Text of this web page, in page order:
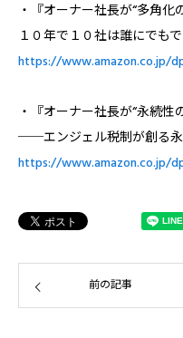
・『オーナー社長が“多角化
１０年で１０社は誰にでもで
https://www.amazon.co.jp/
・『オーナー社長が“永続
──エンジェル税制が創る永
https://www.amazon.co.jp/
前の記事